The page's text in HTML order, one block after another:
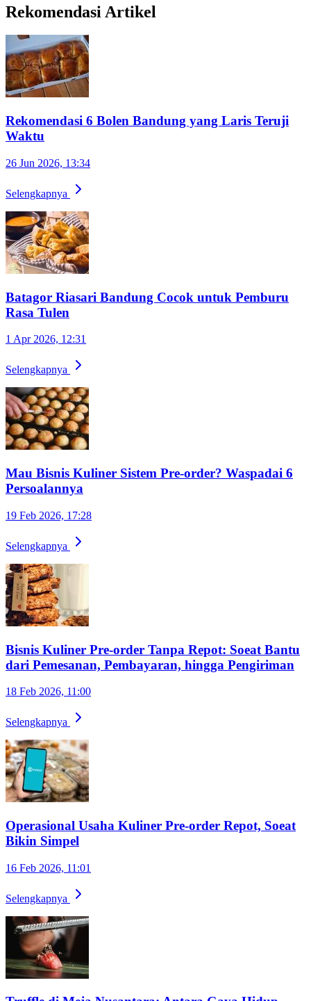
Rekomendasi Artikel
Rekomendasi 6 Bolen Bandung yang Laris Teruji
Waktu
26 Jun 2026, 13:34
Selengkapnya
Batagor Riasari Bandung Cocok untuk Pemburu
Rasa Tulen
1 Apr 2026, 12:31
Selengkapnya
Mau Bisnis Kuliner Sistem Pre-order? Waspadai 6
Persoalannya
19 Feb 2026, 17:28
Selengkapnya
Bisnis Kuliner Pre-order Tanpa Repot: Soeat Bantu
dari Pemesanan, Pembayaran, hingga Pengiriman
18 Feb 2026, 11:00
Selengkapnya
Operasional Usaha Kuliner Pre-order Repot, Soeat
Bikin Simpel
16 Feb 2026, 11:01
Selengkapnya